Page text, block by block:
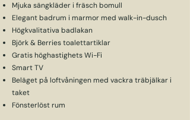
Mjuka sängkläder i fräsch bomull
Elegant badrum i marmor med walk-in-dusch
Högkvalitativa badlakan
Björk & Berries toalettartiklar
Gratis höghastighets Wi-Fi
Smart TV
Beläget på loftvåningen med vackra träbjälkar i
taket
Fönsterlöst rum